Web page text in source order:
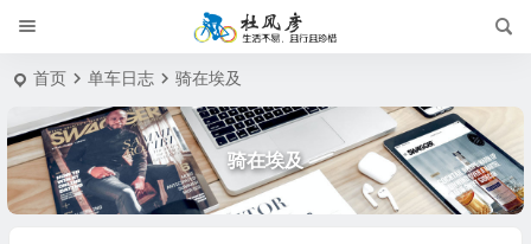
首页 单车日志 骑在埃及
骑在埃及